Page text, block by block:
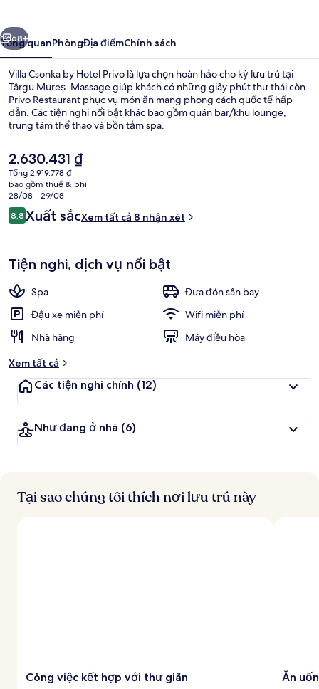
Privo
Tiếp
68+
Tổng quanPhòngĐịa điểmChính sách
Villa Csonka by Hotel Privo là lựa chọn hoàn hảo cho kỳ lưu trú tại
Târgu Mureș. Massage giúp khách có những giây phút thư thái còn
Privo Restaurant phục vụ món ăn mang phong cách quốc tế hấp
dẫn. Các tiện nghi nổi bật khác bao gồm quán bar/khu lounge,
trung tâm thể thao và bồn tắm spa.
Giá
hiện
tại
là
2.630.431 ₫
2.630.431 ₫
Tổng 2.919.778 ₫
bao gồm thuế & phí
28/08 - 29/08
Nhận
xét
8,88,8 trên 10,
Xuất sắcXem tất cả 8 nhận xét
Tiện nghi, dịch vụ nổi bật
Spa
Đưa đón sân bay
Đậu xe miễn phí
Wifi miễn phí
Nhà hàng
Máy điều hòa
Xem tất cả
Các tiện nghi chính (12)
Như đang ở nhà (6)
Tại sao chúng tôi thích nơi lưu trú này
Công việc kết hợp với thư giãn Ăn